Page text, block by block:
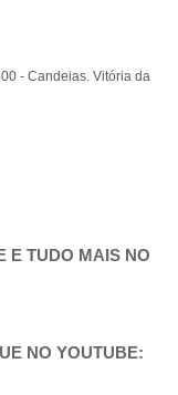
- Candeias. Vitória da
E TUDO MAIS NO
NO YOUTUBE: